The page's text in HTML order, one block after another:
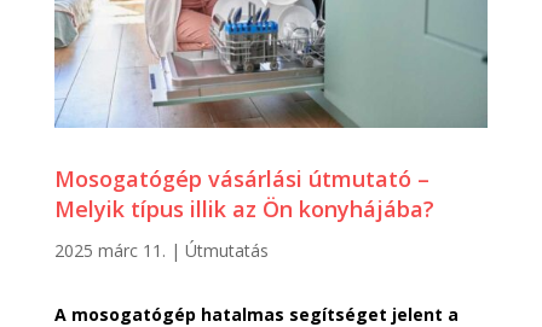
Mosogatógép vásárlási útmutató –
Melyik típus illik az Ön konyhájába?
2025 márc 11. | Útmutatás
A mosogatógép hatalmas segítséget jelent a